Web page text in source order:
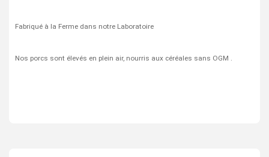
Fabriqué à la Ferme dans notre Laboratoire
Nos porcs sont élevés en plein air, nourris aux céréales sans OGM .